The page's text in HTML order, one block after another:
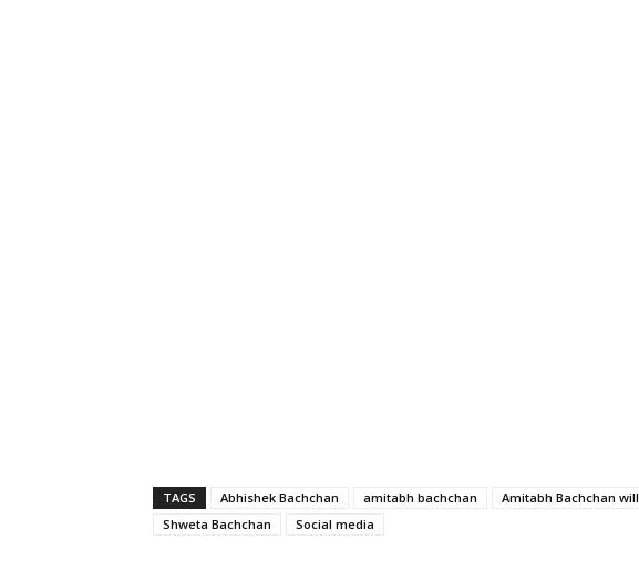
TAGS Abhishek Bachchan amitabh bachchan Amitabh Bachchan will
Shweta Bachchan
Social media